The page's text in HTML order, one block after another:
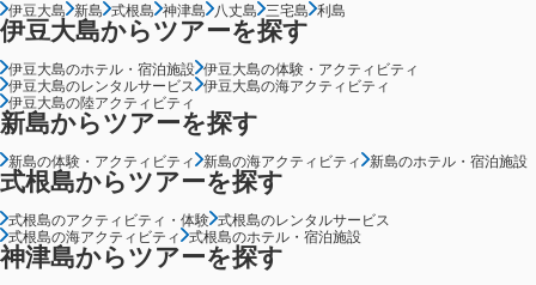
伊豆大島 新島 式根島 神津島 八丈島 三宅島 利島
伊豆大島からツアーを探す
伊豆大島のホテル・宿泊施設 伊豆大島の体験・アクティビティ
伊豆大島のレンタルサービス
伊豆大島の海アクティビティ
伊豆大島の陸アクティビティ
新島からツアーを探す
新島の体験・アクティビティ 新島の海アクティビティ 新島のホテル・宿泊施設
式根島からツアーを探す
式根島のアクティビティ・体験 式根島のレンタルサービス
式根島の海アクティビティ
式根島のホテル・宿泊施設
神津島からツアーを探す